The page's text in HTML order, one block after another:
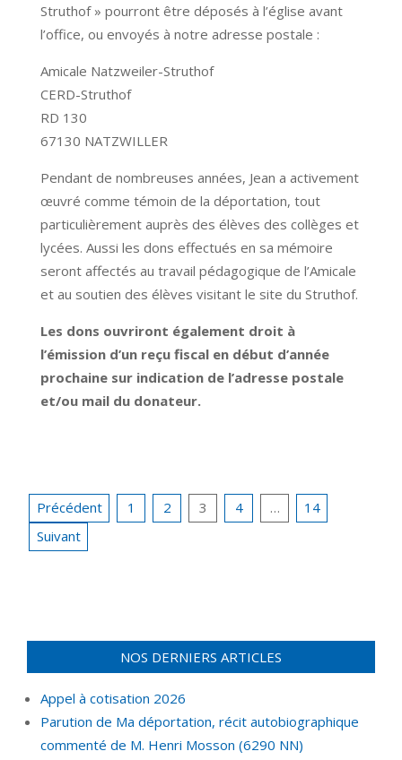
Struthof » pourront être déposés à l’église avant
l’office, ou envoyés à notre adresse postale :
Amicale Natzweiler-Struthof
CERD-Struthof
RD 130
67130 NATZWILLER
Pendant de nombreuses années, Jean a activement
œuvré comme témoin de la déportation, tout
particulièrement auprès des élèves des collèges et
lycées. Aussi les dons effectués en sa mémoire
seront affectés au travail pédagogique de l’Amicale
et au soutien des élèves visitant le site du Struthof.
Les dons ouvriront également droit à
l’émission d’un reçu fiscal en début d’année
prochaine sur indication de l’adresse postale
et/ou mail du donateur.
Pagination
des
Précédent 1 2 3 4 …
14
Suivant
NOS DERNIERS ARTICLES
Appel à cotisation 2026
Parution de Ma déportation, récit autobiographique
commenté de M. Henri Mosson (6290 NN)